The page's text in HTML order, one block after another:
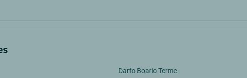
Darfo Boario Terme